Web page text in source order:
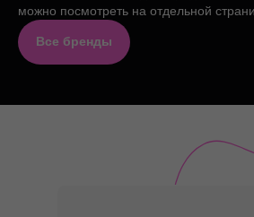
можно посмотреть на отдельной
Все бренды